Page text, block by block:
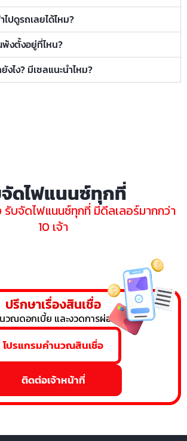
ปดูรถเลยได้ไหม?
งตั้งอยู่ที่ไหน?
ไง? มีเซลแนะนำไหม?
ดไฟแนนซ์ทุกที่
บจัดไฟแนนซ์ทุกที่ มีดีลเลอร์มากกว่า
10 เจ้า
ปรึกษาเรื่องสินเชื่อ
วณดอกเบี้ย และงวดการผ่อน
โปรแกรมคำนวณสินเชื่อ
ติดต่อเจ้าหน้าที่